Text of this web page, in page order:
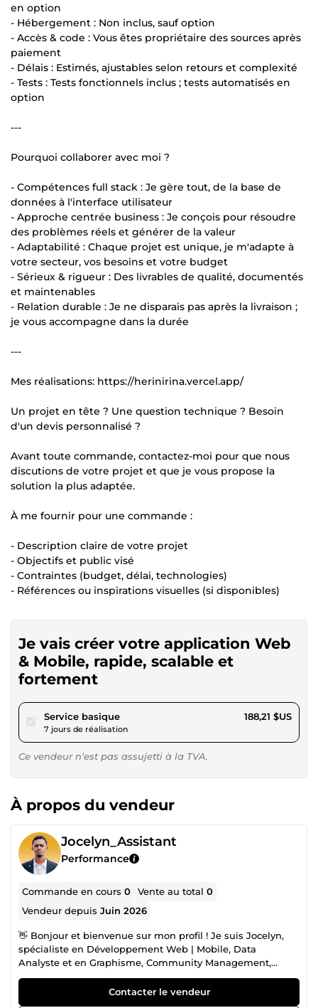
en option
- Hébergement : Non inclus, sauf option
- Accès & code : Vous êtes propriétaire des sources après
paiement
- Délais : Estimés, ajustables selon retours et complexité
- Tests : Tests fonctionnels inclus ; tests automatisés en
option
---
Pourquoi collaborer avec moi ?
- Compétences full stack : Je gère tout, de la base de
données à l'interface utilisateur
- Approche centrée business : Je conçois pour résoudre
des problèmes réels et générer de la valeur
- Adaptabilité : Chaque projet est unique, je m'adapte à
votre secteur, vos besoins et votre budget
- Sérieux & rigueur : Des livrables de qualité, documentés
et maintenables
- Relation durable : Je ne disparais pas après la livraison ;
je vous accompagne dans la durée
---
Mes réalisations: https://herinirina.vercel.app/
Un projet en tête ? Une question technique ? Besoin
d'un devis personnalisé ?
Avant toute commande, contactez-moi pour que nous
discutions de votre projet et que je vous propose la
solution la plus adaptée.
À me fournir pour une commande :
- Description claire de votre projet
- Objectifs et public visé
- Contraintes (budget, délai, technologies)
- Références ou inspirations visuelles (si disponibles)
Je vais créer votre application Web
& Mobile, rapide, scalable et
fortement
Service basiquepour 173,47 $US
7 jours de réalisation
188,21 $US
Ce vendeur n’est pas assujetti à la TVA.
À propos du vendeur
Jocelyn_Assistant
Performance
Commande en cours0 Vente au total0
Vendeur depuisJuin 2026
👋 Bonjour et bienvenue sur mon profil ! Je suis Jocelyn,
spécialiste en Développement Web | Mobile, Data
Analyste et en Graphisme, Community Management,
Marketing Digital, Montage Vidéo et Prospection
Commerciale. 🎯 Mon objectif : vous aider à développer
votre visibilité, renforcer votre image de marque et attirer
Contacter le vendeur